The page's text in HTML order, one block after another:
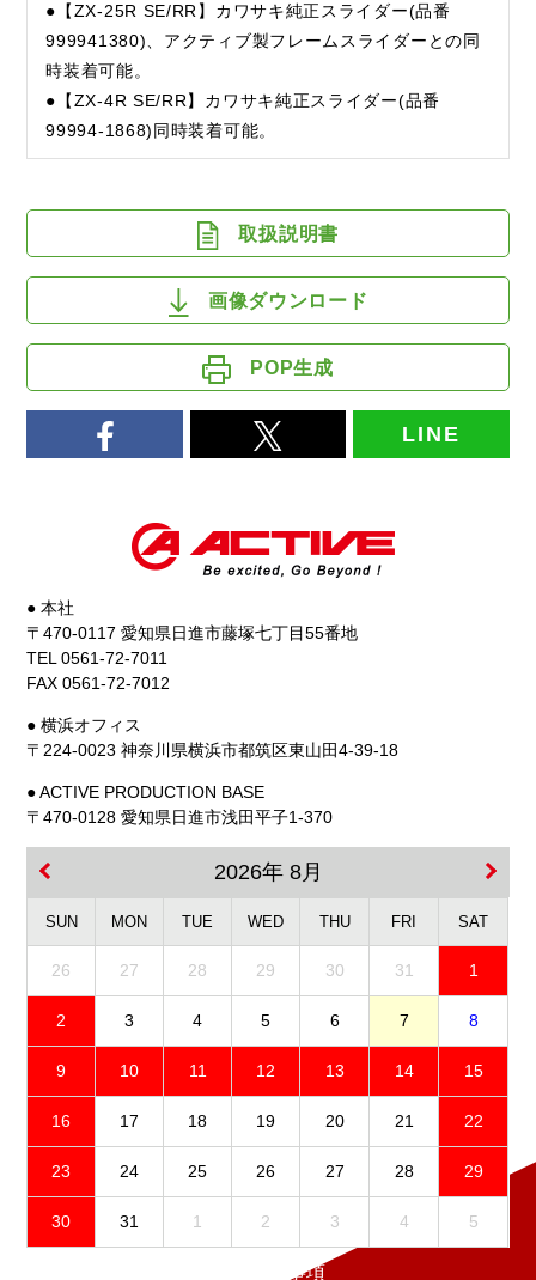
●【ZX-25R SE/RR】カワサキ純正スライダー(品番
999941380)、アクティブ製フレームスライダーとの同
時装着可能。
●【ZX-4R SE/RR】カワサキ純正スライダー(品番
99994-1868)同時装着可能。
取扱説明書
画像ダウンロード
POP生成
LINE
● 本社
〒470-0117 愛知県日進市藤塚七丁目55番地
TEL 0561-72-7011
FAX 0561-72-7012
● 横浜オフィス
〒224-0023 神奈川県横浜市都筑区東山田4-39-18
● ACTIVE PRODUCTION BASE
〒470-0128 愛知県日進市浅田平子1-370
2026年 8月
SUN MON TUE WED THU FRI SAT
26 27 28 29 30 31 1
2 3 4 5 6 7 8
9 10 11 12 13 14 15
16 17 18 19 20 21 22
23 24 25 26 27 28 29
30 31 1 2 3 4 5
免責事項